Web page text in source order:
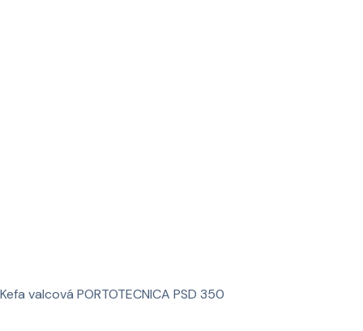
Kefa valcová PORTOTECNICA PSD 350